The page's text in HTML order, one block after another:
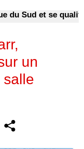
Sud et se qualifie
un
salle